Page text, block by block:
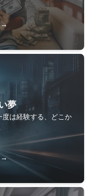
→
夢
度は経験する、どこか
→